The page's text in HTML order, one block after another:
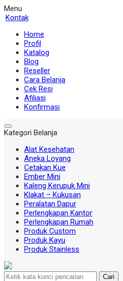
Menu
Kontak
Home
Profil
Katalog
Blog
Reseller
Cara Belanja
Cek Resi
Afiliasi
Konfirmasi
Kategori Belanja
Alat Kesehatan
Aneka Loyang
Cetakan Kue
Ember Mini
Kaleng Kerupuk Mini
Klakat – Kukusan
Peralatan Dapur
Perlengkapan Kantor
Perlengkapan Rumah
Produk Custom
Produk Kayu
Produk Stainless
Cari